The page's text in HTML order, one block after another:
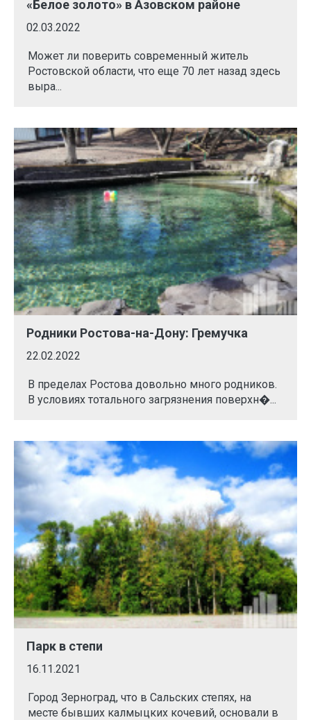
«Белое золото» в Азовском районе
02.03.2022
Может ли поверить современный житель
Ростовской области, что еще 70 лет назад здесь
выра...
Родники Ростова-на-Дону: Гремучка
22.02.2022
В пределах Ростова довольно много родников.
В условиях тотального загрязнения поверхн�...
Парк в степи
16.11.2021
Город Зерноград, что в Сальских степях, на
месте бывших калмыцких кочевий, основали в